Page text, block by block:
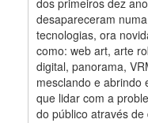
desapareceram
tecnologias, ora
como: web art, arte
digital, panorama,
mesclando e abrindo
que lidar com a
do público através